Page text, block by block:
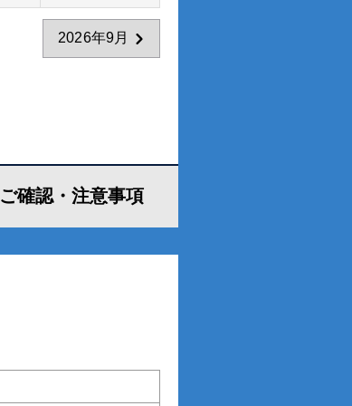
2026年9月
ご確認・ 注意事項